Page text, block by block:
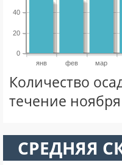
янв фев мар
0
20
40
Количество
течение ноября
СРЕДНЯЯ